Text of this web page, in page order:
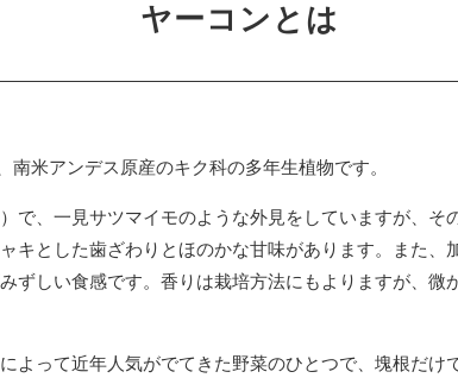
ヤーコンとは
南米アンデス原産のキク科の多年生植物です。
で、一見サツマイモのような外見をしていますが、そ
キとした歯ざわりとほのかな甘味があります。
また、
ずしい食感です。 香りは栽培方法にもよりますが、微
よって近年人気がでてきた野菜のひとつで、塊根だけ